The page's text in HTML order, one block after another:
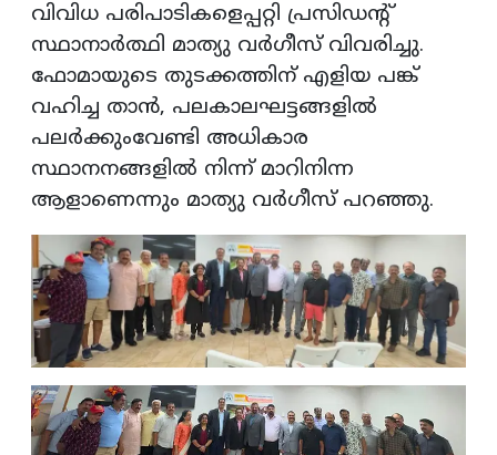
വിവിധ പരിപാടികളെപ്പറ്റി പ്രസിഡന്റ്
സ്ഥാനാര്‍ത്ഥി മാത്യു വര്‍ഗീസ് വിവരിച്ചു.
ഫോമായുടെ തുടക്കത്തിന് എളിയ പങ്ക്
വഹിച്ച താന്‍, പലകാലഘട്ടങ്ങളില്‍
പലര്‍ക്കുംവേണ്ടി അധികാര
സ്ഥാനനങ്ങളില്‍ നിന്ന് മാറിനിന്ന
ആളാണെന്നും മാത്യു വര്‍ഗീസ് പറഞ്ഞു.